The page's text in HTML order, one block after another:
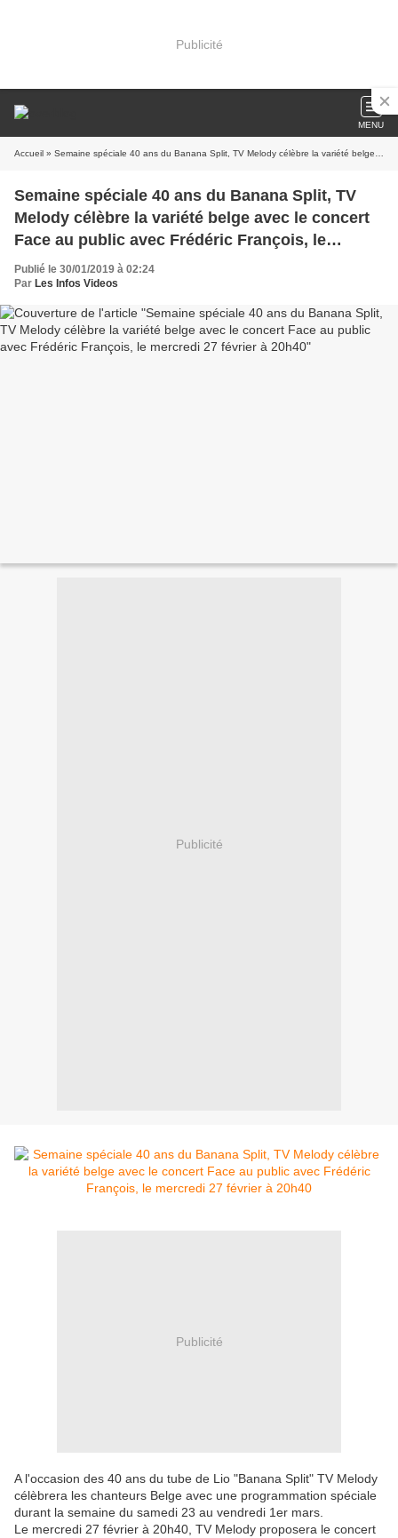
Publicité
MENU
Accueil » Semaine spéciale 40 ans du Banana Split, TV Melody célèbre la variété belge avec le concert Face au public avec Frédéric François, le mercredi 27 février à 20h40
Semaine spéciale 40 ans du Banana Split, TV
Melody célèbre la variété belge avec le concert
Face au public avec Frédéric François, le
mercredi 27 février à 20h40
Publié le 30/01/2019 à 02:24
Par Les Infos Videos
Publicité
Publicité
A l'occasion des 40 ans du tube de Lio "Banana Split" TV Melody
célèbrera les chanteurs Belge avec une programmation spéciale
durant la semaine du samedi 23 au vendredi 1er mars.
Le mercredi 27 février à 20h40, TV Melody proposera le concert